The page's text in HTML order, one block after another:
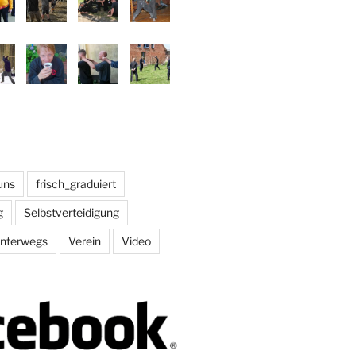
frisch_graduiert
Selbstverteidigung
Verein Video